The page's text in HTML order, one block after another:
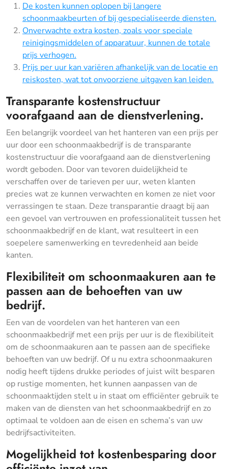
De kosten kunnen oplopen bij langere
schoonmaakbeurten of bij gespecialiseerde diensten.
Onverwachte extra kosten, zoals voor speciale
reinigingsmiddelen of apparatuur, kunnen de totale
prijs verhogen.
Prijs per uur kan variëren afhankelijk van de locatie en
reiskosten, wat tot onvoorziene uitgaven kan leiden.
Transparante kostenstructuur
voorafgaand aan de dienstverlening.
Een belangrijk voordeel van het hanteren van een prijs per
uur door een schoonmaakbedrijf is de transparante
kostenstructuur die voorafgaand aan de dienstverlening
wordt geboden. Door van tevoren duidelijkheid te
verschaffen over de tarieven per uur, weten klanten
precies wat ze kunnen verwachten en komen ze niet voor
verrassingen te staan. Deze transparantie draagt bij aan
een gevoel van vertrouwen en professionaliteit tussen het
schoonmaakbedrijf en de klant, wat resulteert in een
soepelere samenwerking en tevredenheid aan beide
kanten.
Flexibiliteit om schoonmaakuren aan te
passen aan de behoeften van uw
bedrijf.
Een van de voordelen van het hanteren van een
schoonmaakbedrijf met een prijs per uur is de flexibiliteit
om de schoonmaakuren aan te passen aan de specifieke
behoeften van uw bedrijf. Of u nu extra schoonmaakuren
nodig heeft tijdens drukke periodes of juist wilt besparen
op rustige momenten, het kunnen aanpassen van de
schoonmaaktijden stelt u in staat om efficiënter gebruik te
maken van de diensten van het schoonmaakbedrijf en zo
optimaal te voldoen aan de eisen en schema’s van uw
bedrijfsactiviteiten.
Mogelijkheid tot kostenbesparing door